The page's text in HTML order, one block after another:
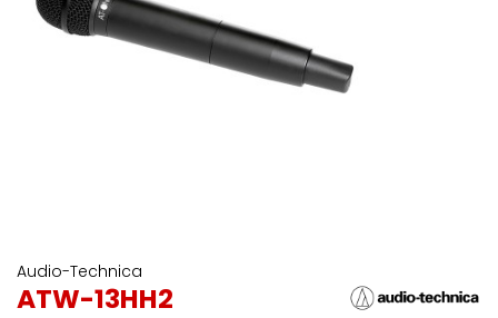
Audio-Technica
ATW-13HH2